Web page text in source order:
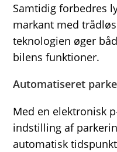
Samtidig forbedres
markant med
teknologien øger
bilens funktioner.
Automatiseret
Med en elektronisk
indstilling af
automatisk